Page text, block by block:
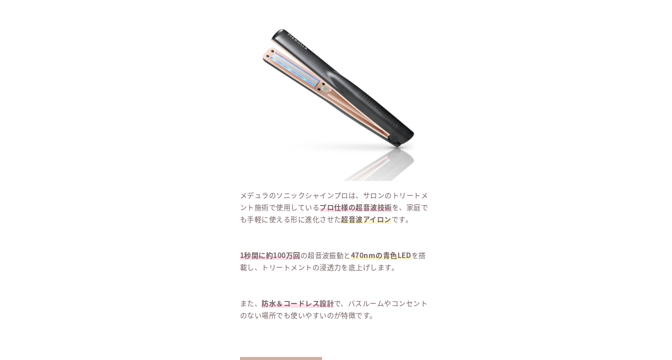
メデュラのソニックシャインプロは、サロンのトリートメ
ント施術で使用しているプロ仕様の超音波技術を、家庭で
も手軽に使える形に進化させた超音波アイロンです。
1秒間に約100万回の超音波振動と470nmの青色LEDを搭
載し、トリートメントの浸透力を底上げします。
また、防水＆コードレス設計で、バスルームやコンセント
のない場所でも使いやすいのが特徴です。